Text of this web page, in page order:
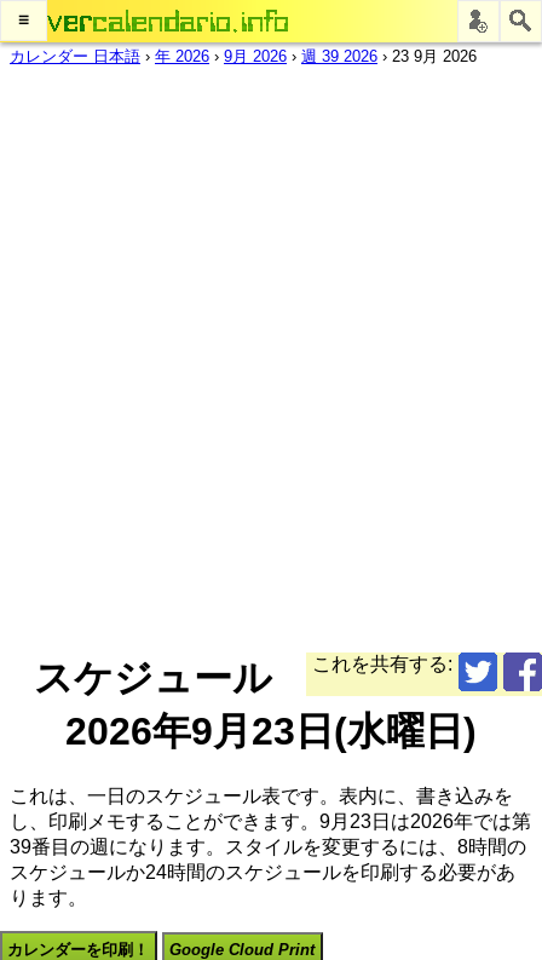
≡
カレンダー 日本語 › 年 2026 › 9月 2026 › 週 39 2026 › 23 9月 2026
これを共有する:
スケジュール
2026年9月23日(水曜日)
これは、一日のスケジュール表です。表内に、書き込みを
し、印刷メモすることができます。9月23日は2026年では第
39番目の週になります。スタイルを変更するには、8時間の
スケジュールか24時間のスケジュールを印刷する必要があ
ります。
カレンダーを印刷！ Google Cloud Print